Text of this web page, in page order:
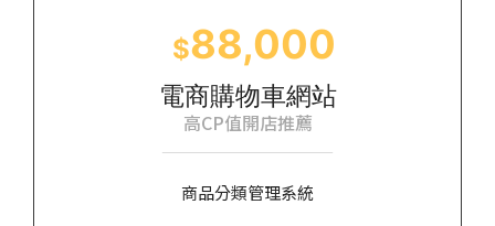
$88,000
電商購物車網站
高CP值開店推薦
商品分類管理系統